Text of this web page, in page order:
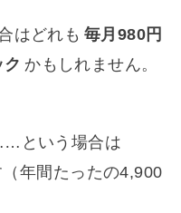
はどれも 毎月980円
かもしれません。
という場合は
（年間たったの4,900